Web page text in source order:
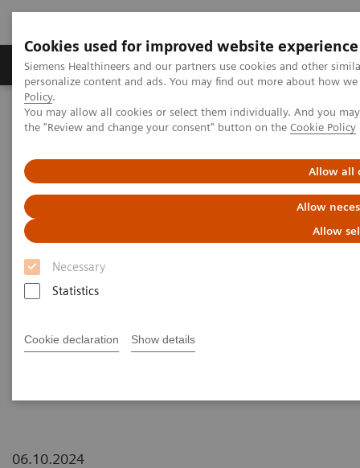
Cookies used for improved website experience
Siemens Healthineers and our partners use cookies and other
personalize content and ads. You may find out more about how
Policy.
You may allow all cookies or select them individually. And you
the "Review and change your consent" button on the Cookie Policy
Allow all
Allow
Allow
Necessary
Statistics
Cookie declaration Show details
Produits & services Domaines cliniques
Home Imagerie médicale
Tomodensitométrie
La gamme NAEOTOM Alpha
thoracic trauma at low keV virtual monoenergetic images from
photon-counting detector CT
Improved discriminability of
severe lung injury and
atelectasis in thoracic trauma
monoenergetic images from
06.10.2024